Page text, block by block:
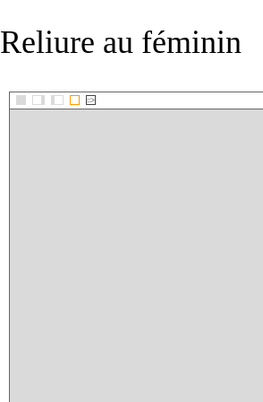
Reliure au féminin
::>